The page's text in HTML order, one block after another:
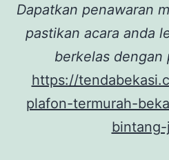
Dapatkan penawaran
pastikan acara anda
berkelas dengan
https://
plafon-termurah-